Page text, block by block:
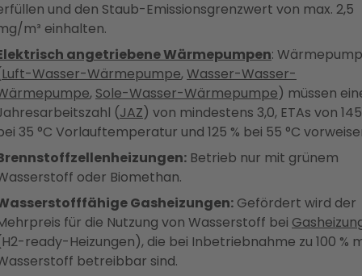
und den Staub-Emissionsgrenzwert von max. 2,5
m³ einhalten.
angetriebene Wärmepumpen:
Luft-Wasser-Wärmepumpe, Wasser-Wasser-
, Sole-Wasser-Wärmepumpe) müssen
(JAZ) von mindestens 3,0, ETAs von
35 °C Vorlauftemperatur und 125 % bei 55 °C
Betrieb nur mit grünem
oder Biomethan.
Gasheizungen: Gefördert wird der
für die Nutzung von Wasserstoff bei
ready-Heizungen), die bei Inbetriebnahme zu 100 %
betreibbar sind.